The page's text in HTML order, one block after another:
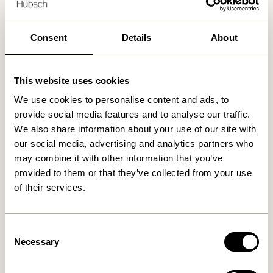
Consent Details About
This website uses cookies
We use cookies to personalise content and ads, to
provide social media features and to analyse our traffic.
We also share information about your use of our site with
our social media, advertising and analytics partners who
may combine it with other information that you’ve
provided to them or that they’ve collected from your use
of their services.
Selection
Necessary
Ähnliche Produkte
Naturfarben
Kura Kleiderschrank Small